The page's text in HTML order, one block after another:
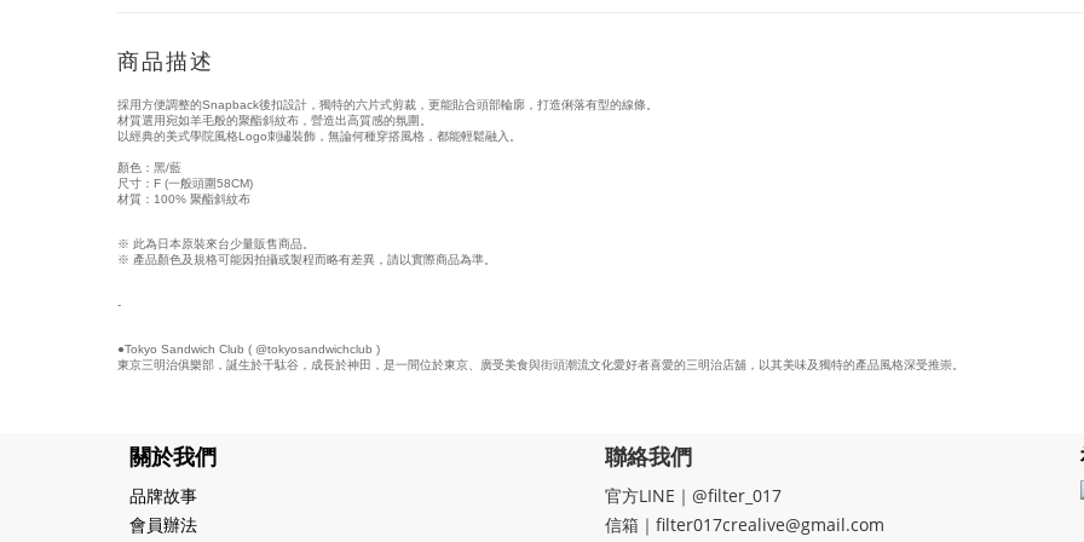
商品描述
採用方便調整的Snapback後扣設計，獨特的六片式剪裁，更能貼合頭部輪廓，打造俐落有型的線條。
材質選用宛如羊毛般的聚酯斜紋布，營造出高質感的氛圍。
以經典的美式學院風格Logo刺繡裝飾，無論何種穿搭風格，都能輕鬆融入。
顏色：黑/藍
尺寸：F (一般頭圍58CM)
材質：100% 聚酯斜紋布
※ 此為日本原裝來台少量販售商品。
※ 產品顏色及規格可能因拍攝或製程而略有差異，請以實際商品為準。
-
●Tokyo Sandwich Club ( @tokyosandwichclub )
東京三明治俱樂部，誕生於千駄谷，成長於神田，是一間位於東京、廣受美食與街頭潮流文化愛好者喜愛的三明治店舖，以其美味及獨特的產品風格深受推崇。
關於我們
品牌故事
會員辦法
聯絡我們
官方LINE｜@filter_017
信箱｜filter017crealive@gmail.com